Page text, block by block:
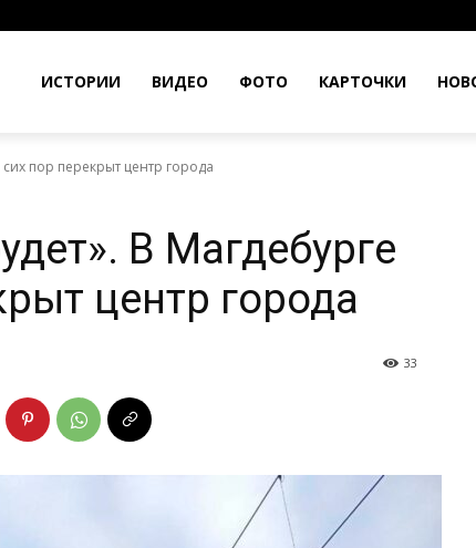
ИСТОРИИ ВИДЕО ФОТО КАРТОЧКИ
пор перекрыт центр города
В Магдебурге
центр города
33